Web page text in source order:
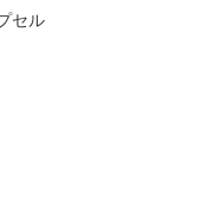
セル